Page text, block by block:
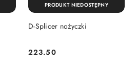
D-Splicer nożyczki
Cena:
223.50
PRODUKT NIEDOSTĘPNY